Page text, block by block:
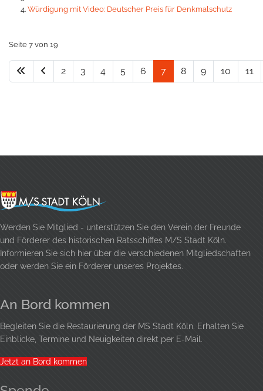
Würdigung mit Video: Deutscher Preis für Denkmalschutz
Seite 7 von 19
2 3 4 5 6 7 8 9 10 11
Werden Sie Mitglied - unterstützen Sie den Verein der Freunde
und Förderer des historischen Ratsschiffes M/S Stadt Köln.
Informieren Sie sich hier über die verschiedenen Mitgliedschaften
oder werden Sie ein Förderer unseres Projektes.
An Bord kommen
Begleiten Sie die Restaurierung der MS Stadt Köln. Erhalten Sie
Einblicke, Termine und Neuigkeiten direkt per E-Mail.
Jetzt an Bord kommen